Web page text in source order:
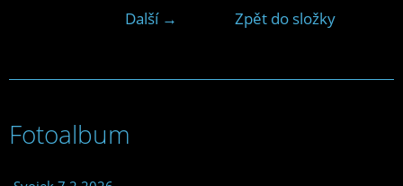
Další → Zpět do složky
Fotoalbum